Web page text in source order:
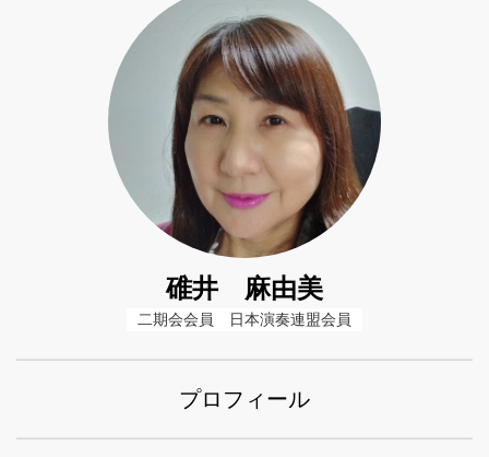
碓井 麻由美
二期会会員　日本演奏連盟会員
プロフィール